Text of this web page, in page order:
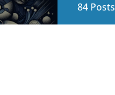
84 Posts